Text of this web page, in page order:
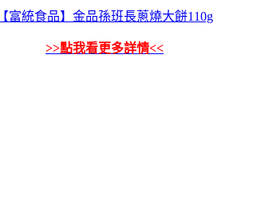
【富統食品】金品孫班長蔥燒大餅110g
>>點我看更多詳情<<